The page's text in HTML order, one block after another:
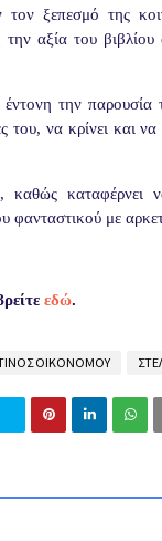
τον ξεπεσμό της
την αξία του
έντονη την
του, να κρίνει και
καταφέρνει
φανταστικού με
εδώ.
ΟΙΚΟΝΟΜΟΥ